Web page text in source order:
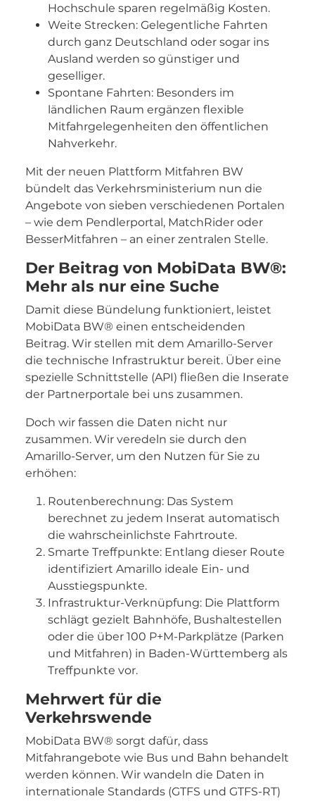
Hochschule sparen regelmäßig Kosten.
Weite Strecken: Gelegentliche Fahrten
durch ganz Deutschland oder sogar ins
Ausland werden so günstiger und
geselliger.
Spontane Fahrten: Besonders im
ländlichen Raum ergänzen flexible
Mitfahrgelegenheiten den öffentlichen
Nahverkehr.
Mit der neuen Plattform Mitfahren BW
bündelt das Verkehrsministerium nun die
Angebote von sieben verschiedenen Portalen
– wie dem Pendlerportal, MatchRider oder
BesserMitfahren – an einer zentralen Stelle.
Der Beitrag von MobiData BW®:
Mehr als nur eine Suche
Damit diese Bündelung funktioniert, leistet
MobiData BW® einen entscheidenden
Beitrag. Wir stellen mit dem Amarillo-Server
die technische Infrastruktur bereit. Über eine
spezielle Schnittstelle (API) fließen die Inserate
der Partnerportale bei uns zusammen.
Doch wir fassen die Daten nicht nur
zusammen. Wir veredeln sie durch den
Amarillo-Server, um den Nutzen für Sie zu
erhöhen:
Routenberechnung: Das System
berechnet zu jedem Inserat automatisch
die wahrscheinlichste Fahrtroute.
Smarte Treffpunkte: Entlang dieser Route
identifiziert Amarillo ideale Ein- und
Ausstiegspunkte.
Infrastruktur-Verknüpfung: Die Plattform
schlägt gezielt Bahnhöfe, Bushaltestellen
oder die über 100 P+M-Parkplätze (Parken
und Mitfahren) in Baden-Württemberg als
Treffpunkte vor.
Mehrwert für die
Verkehrswende
MobiData BW® sorgt dafür, dass
Mitfahrangebote wie Bus und Bahn behandelt
werden können. Wir wandeln die Daten in
internationale Standards (GTFS und GTFS-RT)